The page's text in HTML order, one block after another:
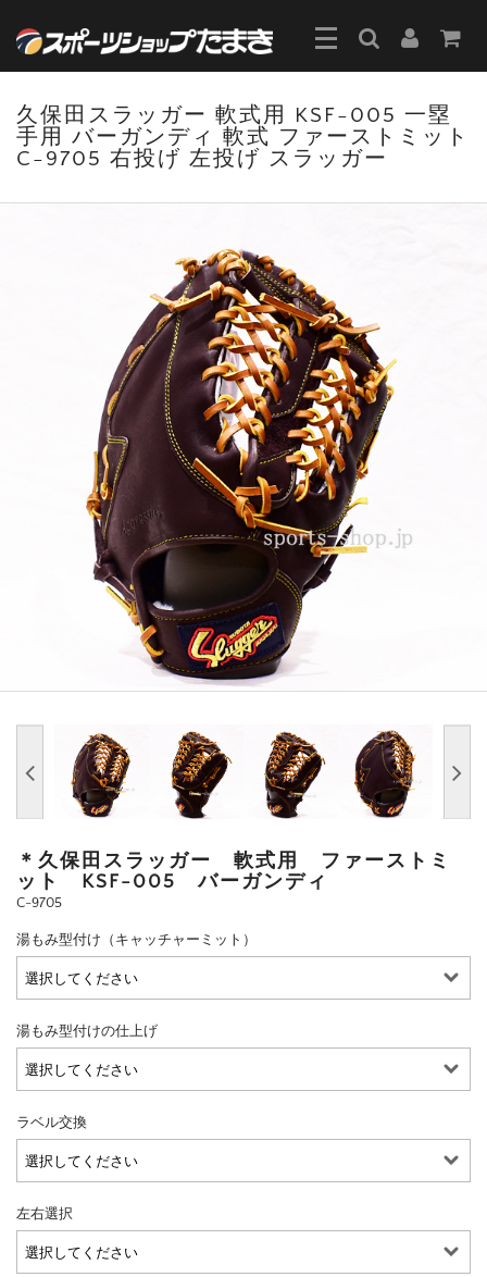
久保田スラッガー 軟式用 KSF-005 一塁
手用 バーガンディ 軟式 ファーストミット
C-9705 右投げ 左投げ スラッガー
＊久保田スラッガー 軟式用 ファーストミ
ット KSF-005 バーガンディ
C-9705
湯もみ型付け（キャッチャーミット）
湯もみ型付けの仕上げ
ラベル交換
左右選択